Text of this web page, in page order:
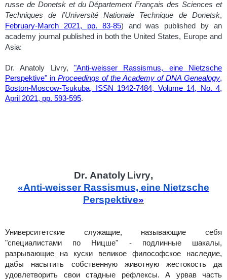
russe de Donetsk et du Département Français des Sciences et
Techniques de l'Université Nationale Technique de Donetsk,
February-March 2021, pp. 83-85) and was published by an
academy journal published in both the United States, Europe and
Asia:
Dr. Anatoly Livry, "Anti-weisser Rassismus, eine Nietzsche
Perspektive" in Proceedings of the Academy of DNA Genealogy,
Boston-Moscow-Tsukuba, ISSN 1942-7484, Volume 14, No. 4,
April 2021, pp. 593-595.
Dr. AnatolyLivry,
«Anti-weisser Rassismus, eine Nietzsche
Perspektive»
Университетские служащие, называющие себя
"специалистами по Ницше" - подлинные шакалы,
разрывающие на куски великое философское наследие,
дабы насытить собственную животную
жестокость да
удовлетворить свои стадные рефлексы. А урвав часть